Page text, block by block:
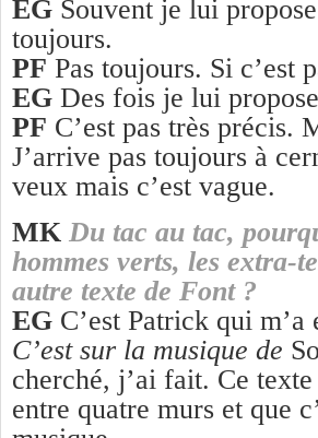
EG Souvent je lui
toujours.
PF Pas toujours. Si c’est
EG Des fois je lui
PF C’est pas très précis.
J’arrive pas toujours à
veux mais c’est vague.
MK Du tac au tac,
hommes verts, les extra-
autre texte de Font ?
EG C’est Patrick qui
C’est sur la musique de
cherché, j’ai fait. Ce
entre quatre murs et que